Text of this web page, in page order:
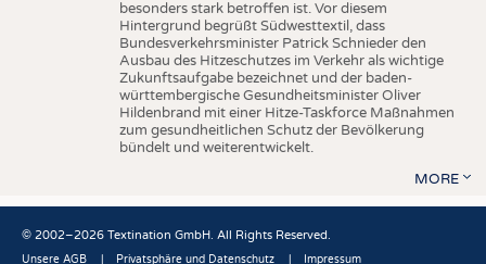
besonders stark betroffen ist. Vor diesem
Hintergrund begrüßt Südwesttextil, dass
Bundesverkehrsminister Patrick Schnieder den
Ausbau des Hitzeschutzes im Verkehr als wichtige
Zukunftsaufgabe bezeichnet und der baden-
württembergische Gesundheitsminister Oliver
Hildenbrand mit einer Hitze-Taskforce Maßnahmen
zum gesundheitlichen Schutz der Bevölkerung
bündelt und weiterentwickelt.
MORE
© 2002–2026 Textination GmbH. All Rights Reserved.
Unsere AGB Privatsphäre und Datenschutz Impressum